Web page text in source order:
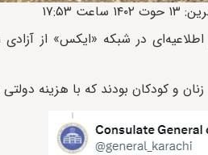
و کودکان بودند که با هزینه دولتی